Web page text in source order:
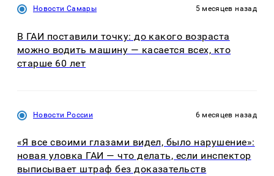
Новости Самары 5 месяцев назад
В ГАИ поставили точку: до какого возраста
можно водить машину — касается всех, кто
старше 60 лет
Новости России 6 месяцев назад
«Я все своими глазами видел, было нарушение»:
новая уловка ГАИ — что делать, если инспектор
выписывает штраф без доказательств